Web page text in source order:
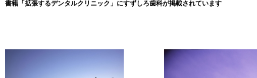
書籍「拡張するデンタルクリニック」にすずしろ歯科が掲載されています